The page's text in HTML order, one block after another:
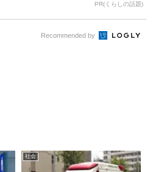
PR(くらしの話題)
Recommended by
社会